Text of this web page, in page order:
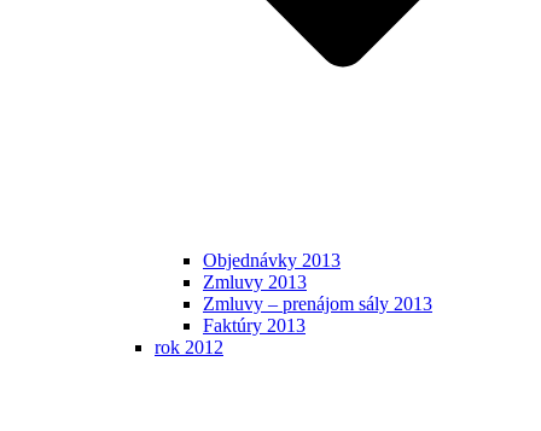
Objednávky 2013
Zmluvy 2013
Zmluvy – prenájom sály 2013
Faktúry 2013
rok 2012